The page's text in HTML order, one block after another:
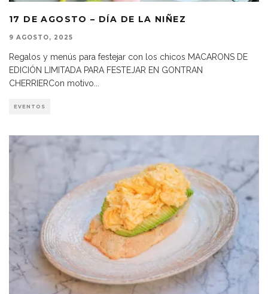
17 DE AGOSTO – DÍA DE LA NIÑEZ
9 AGOSTO, 2025
Regalos y menús para festejar con los chicos MACARONS DE
EDICIÓN LIMITADA PARA FESTEJAR EN GONTRAN
CHERRIERCon motivo
EVENTOS